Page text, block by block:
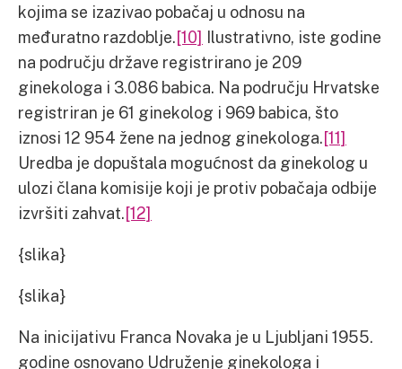
kojima se izazivao pobačaj u odnosu na
međuratno razdoblje.[10] Ilustrativno, iste godine
na području države registrirano je 209
ginekologa i 3.086 babica. Na području Hrvatske
registriran je 61 ginekolog i 969 babica, što
iznosi 12 954 žene na jednog ginekologa.[11]
Uredba je dopuštala mogućnost da ginekolog u
ulozi člana komisije koji je protiv pobačaja odbije
izvršiti zahvat.[12]
{slika}
{slika}
Na inicijativu Franca Novaka je u Ljubljani 1955.
godine osnovano Udruženje ginekologa i